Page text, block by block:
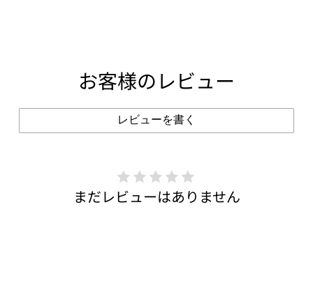
お客様のレビュー
レビューを書く
まだレビューはありません